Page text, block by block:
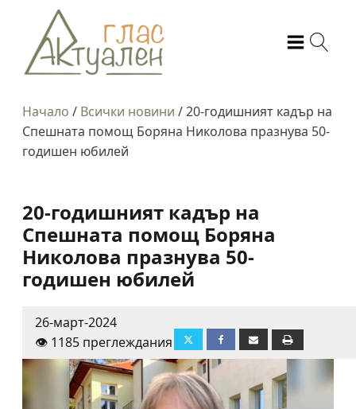
Начало / Всички новини /20-годишният кадър на
Спешната помощ Боряна Николова празнува 50-
годишен юбилей
20-годишният кадър на
Спешната помощ Боряна
Николова празнува 50-
годишен юбилей
26-март-2024
👁️ 1185 преглеждания